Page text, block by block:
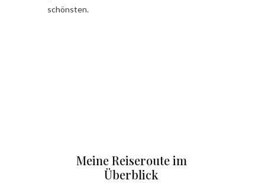
schönsten.
Meine Reiseroute im
Überblick